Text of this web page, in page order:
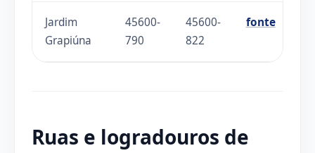
Jardim
Grapiúna
45600-
790
45600-
822
fonte
Ruas e logradouros de